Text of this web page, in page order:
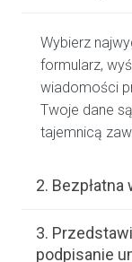
Wybierz
formularz,
wiadomości
Twoje dane
tajemnicą
2.
3.
podpisanie